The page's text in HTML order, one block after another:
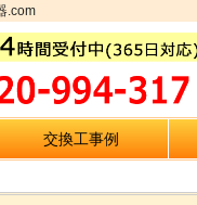
.com
交換工事例